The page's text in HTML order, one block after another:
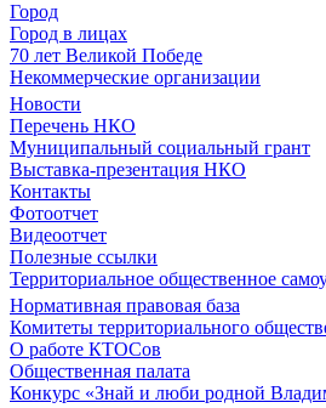
Город
Город в лицах
70 лет Великой Победе
Некоммерческие организации
Новости
Перечень НКО
Муниципальный социальный грант
Выставка-презентация НКО
Контакты
Фотоотчет
Видеоотчет
Полезные ссылки
Территориальное общественное
Нормативная правовая база
Комитеты территориального
О работе КТОСов
Общественная палата
Конкурс «Знай и люби родной